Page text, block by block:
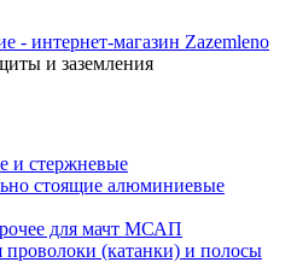
и заземления
и стержневые
стоящие алюминиевые
для мачт МСАП
проволоки (катанки) и полосы